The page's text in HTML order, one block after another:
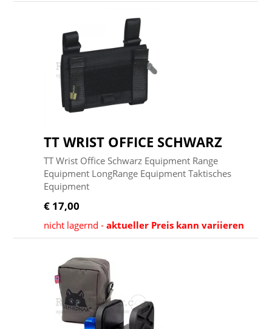
TT WRIST OFFICE SCHWARZ
TT Wrist Office Schwarz Equipment Range
Equipment LongRange Equipment Taktisches
Equipment
€ 17,00
nicht lagernd -aktueller Preis kann variieren